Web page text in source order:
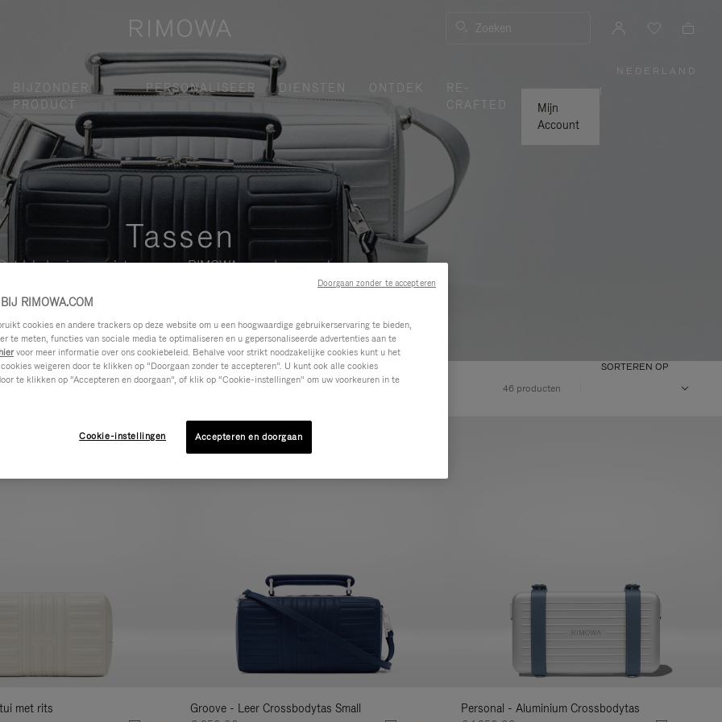
Zoeken
BIJZONDER
PRODUCT
PERSONALISEER DIENSTEN ONTDEK
RE-
CRAFTED
Mijn
Account
NEDERLAND
|
Tassen
de nieuwe reistassen van RIMOWA voor dames en heren.
resultaten
COLLECTIE EIGENSCHAPPEN 46 producten
SORTEREN OP
met rits
Groove - Leer Crossbodytas Small
Nieuwe
Personal - Aluminium Crossbodytas
RIMOWA.COM
cookies en andere trackers op deze website om u een hoogwaardige gebruikerservaring te bieden,
te meten, functies van sociale media te optimaliseren en u gepersonaliseerde advertenties aan te
hiervoor meer informatie over ons cookiebeleid. Behalve voor strikt noodzakelijke cookies kunt u het
weigeren door te klikken op “Doorgaan zonder te accepteren”. U kunt ook alle cookies
te klikken op “Accepteren en doorgaan”, of klik op “Cookie-instellingen” om uw voorkeuren in te
Cookie-instellingen Accepteren en doorgaan
Doorgaan zonder te accepteren